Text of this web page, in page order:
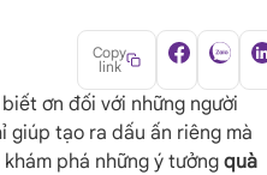
Copy
link
ơn đối với những người
giúp tạo ra dấu ấn riêng mà
phá những ý tưởng quà